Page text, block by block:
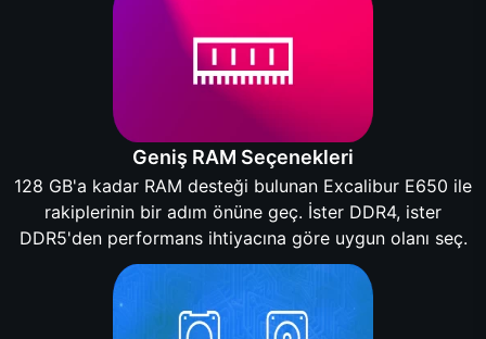
Geniş RAM Seçenekleri
128 GB'a kadar RAM desteği bulunan Excalibur E650 ile
rakiplerinin bir adım önüne geç. İster DDR4, ister
DDR5'den performans ihtiyacına göre uygun olanı seç.